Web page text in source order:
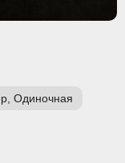
Одиночная